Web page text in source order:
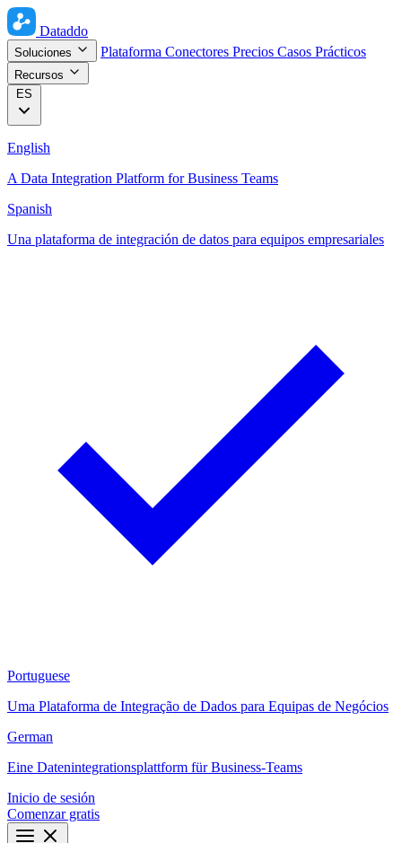
Dataddo
Soluciones Plataforma Conectores Precios Casos Prácticos
Recursos
ES
English
A Data Integration Platform for Business Teams
Spanish
Una plataforma de integración de datos para equipos empresariales
Portuguese
Uma Plataforma de Integração de Dados para Equipas de Negócios
German
Eine Datenintegrationsplattform für Business-Teams
Inicio de sesión
Comenzar gratis